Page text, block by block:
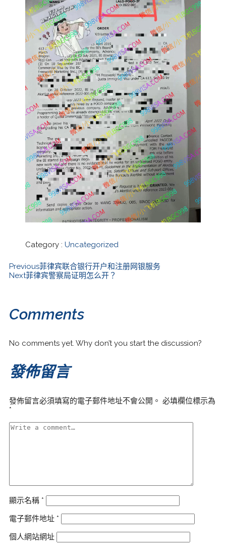
Category : Uncategorized
Previous菲律宾联合银行开户和注册网银服务
Next菲律宾警察局证明怎么开？
Comments
No comments yet. Why don’t you start the discussion?
發佈留言
發佈留言必須填寫的電子郵件地址不會公開。 必填欄位標示為
*
顯示名稱 *
電子郵件地址 *
個人網站網址